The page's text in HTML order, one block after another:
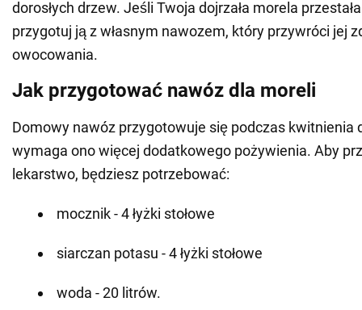
dorosłych drzew. Jeśli Twoja dojrzała morela
przygotuj ją z własnym nawozem, który przywróci jej
owocowania.
Jak przygotować nawóz dla moreli
Domowy nawóz przygotowuje się podczas kwitnienia
wymaga ono więcej dodatkowego pożywienia. Aby
lekarstwo, będziesz potrzebować:
mocznik - 4 łyżki stołowe
siarczan potasu - 4 łyżki stołowe
woda - 20 litrów.